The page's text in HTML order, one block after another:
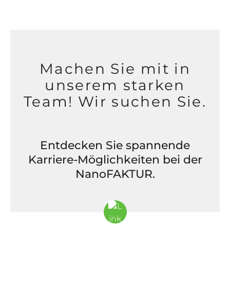
Machen Sie mit in
unserem starken
Team! Wir suchen Sie.
Entdecken Sie spannende
Karriere-Möglichkeiten bei der
NanoFAKTUR.